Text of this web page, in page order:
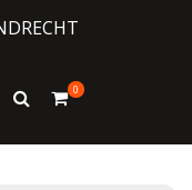
Toon
0